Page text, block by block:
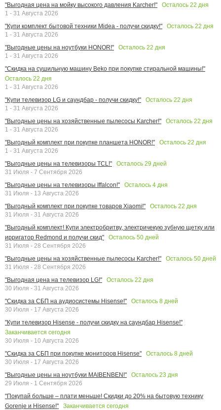
"Выгодная цена на мойку высокого давления Karcher!"
Осталось 22 дня
1 - 31 Августа 2026
"Купи комплект бытовой техники Midea - получи скидку!"
Осталось 22 дня
1 - 31 Августа 2026
"Выгодные цены на ноутбуки HONOR!"
Осталось 22 дня
1 - 31 Августа 2026
"Скидка на сушильную машину Beko при покупке стиральной машины!"
Осталось 22 дня
1 - 31 Августа 2026
"Купи телевизор LG и саундбар - получи скидку!"
Осталось 22 дня
1 - 31 Августа 2026
"Выгодные цены на хозяйственные пылесосы Karcher!"
Осталось 22 дня
1 - 31 Августа 2026
"Выгодный комплект при покупке планшета HONOR!"
Осталось 22 дня
1 - 31 Августа 2026
"Выгодные цены на телевизоры TCL!"
Осталось 29 дней
31 Июля - 7 Сентября 2026
"Выгодные цены на телевизоры Iffalcon!"
Осталось 4 дня
31 Июля - 13 Августа 2026
"Выгодный комплект при покупке товаров Xiaomi!"
Осталось 22 дня
31 Июля - 31 Августа 2026
"Выгодный комплект! Купи электробритву, электричекую зубную щетку или
ирригатор Redmond и получи скид"
Осталось 50 дней
31 Июля - 28 Сентября 2026
"Выгодные цены на хозяйственные пылесосы Karcher!"
Осталось 50 дней
31 Июля - 28 Сентября 2026
"Выгодная цена на телевизор LG!"
Осталось 22 дня
30 Июля - 31 Августа 2026
"Скидка за СБП на аудиосистемы Hisense!"
Осталось 8 дней
30 Июля - 17 Августа 2026
"Купи телевизор Hisense - получи скидку на саундбар Hisense!"
Заканчивается сегодня
30 Июля - 10 Августа 2026
"Скидка за СБП при покупке мониторов Hisense"
Осталось 8 дней
30 Июля - 17 Августа 2026
"Выгодные цены на ноутбуки MAIBENBEN!"
Осталось 23 дня
29 Июля - 1 Сентября 2026
"Покупай больше – плати меньше! Скидки до 20% на бытовую технику
Gorenje и Hisense!"
Заканчивается сегодня